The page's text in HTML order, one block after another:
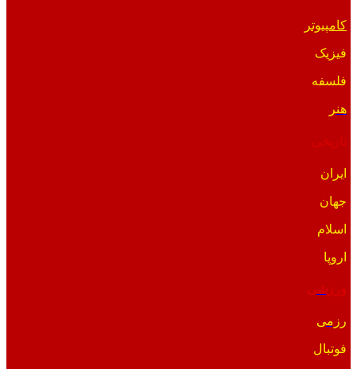
کامپیوتر
فیزیک
فلسفه
هنر
ایران
جهان
اسلام
اروپا
ورزشی
رزمی
فوتبال